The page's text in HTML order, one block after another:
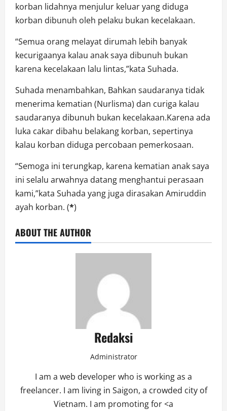
korban lidahnya menjulur keluar yang diduga
korban dibunuh oleh pelaku bukan kecelakaan.
“Semua orang melayat dirumah lebih banyak
kecurigaanya kalau anak saya dibunuh bukan
karena kecelakaan lalu lintas,”kata Suhada.
Suhada menambahkan, Bahkan saudaranya tidak
menerima kematian (Nurlisma) dan curiga kalau
saudaranya dibunuh bukan kecelakaan.Karena ada
luka cakar dibahu belakang korban, sepertinya
kalau korban diduga percobaan pemerkosaan.
“Semoga ini terungkap, karena kematian anak saya
ini selalu arwahnya datang menghantui perasaan
kami,”kata Suhada yang juga dirasakan Amiruddin
ayah korban. (*)
ABOUT THE AUTHOR
Redaksi
Administrator
I am a web developer who is working as a
freelancer. I am living in Saigon, a crowded city of
Vietnam. I am promoting for <a